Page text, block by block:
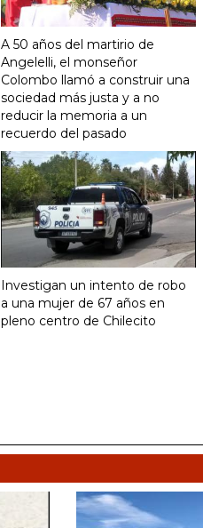
A 50 años del martirio de
Angelelli, el monseñor
Colombo llamó a construir una
sociedad más justa y a no
reducir la memoria a un
recuerdo del pasado
Investigan un intento de robo
a una mujer de 67 años en
pleno centro de Chilecito